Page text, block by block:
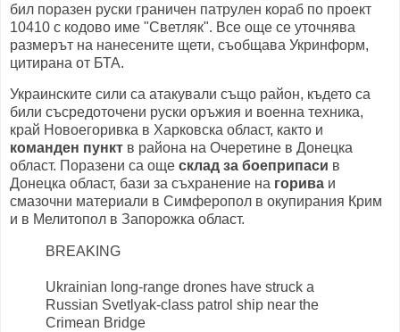
бил поразен руски граничен патрулен кораб по проект
10410 с кодово име "Светляк". Все още се уточнява
размерът на нанесените щети, съобщава Укринформ,
цитирана от БТА.
Украинските сили са атакували също район, където са
били съсредоточени руски оръжия и военна техника,
край Новоегоривка в Харковска област, както и
команден пункт в района на Очеретине в Донецка
област. Поразени са още склад за боеприпаси в
Донецка област, бази за съхранение на горива и
смазочни материали в Симферопол в окупирания Крим
и в Мелитопол в Запорожка област.
BREAKING
Ukrainian long-range drones have struck a
Russian Svetlyak-class patrol ship near the
Crimean Bridge